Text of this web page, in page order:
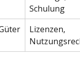
Schulung
Lizenzen,